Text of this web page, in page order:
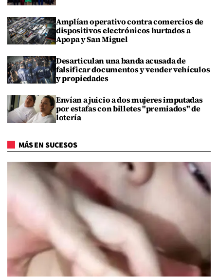
Amplían operativo contra comercios de
dispositivos electrónicos hurtados a
Apopa y San Miguel
Desarticulan una banda acusada de
falsificar documentos y vender vehículos
y propiedades
Envían a juicio a dos mujeres imputadas
por estafas con billetes "premiados" de
lotería
MÁS EN SUCESOS